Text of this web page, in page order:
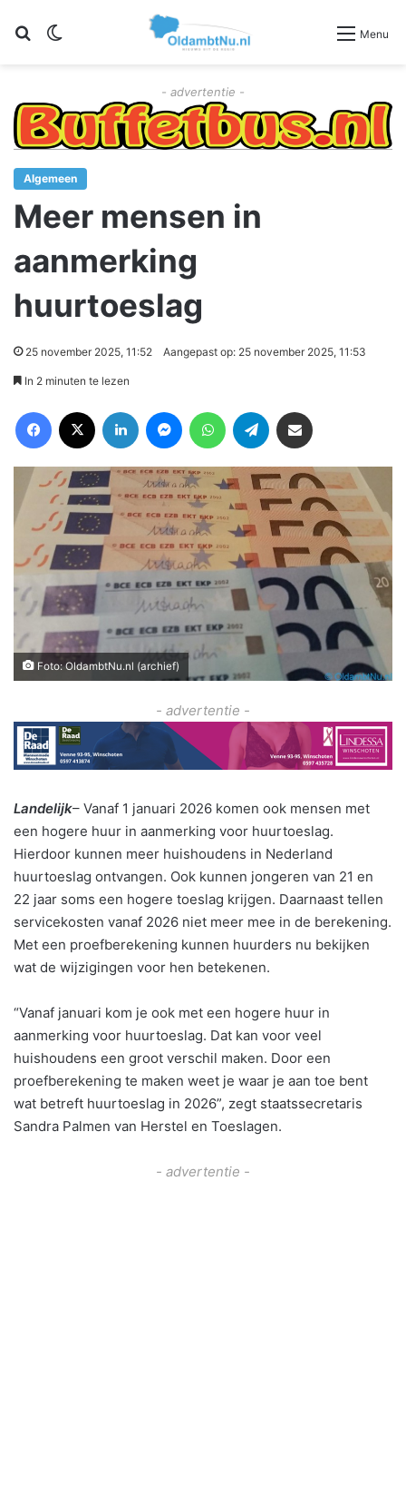
Zoeken Menu
- advertentie -
Algemeen
Meer mensen in
aanmerking
huurtoeslag
25 november 2025, 11:52 Aangepast op: 25 november 2025, 11:53
In 2 minuten te lezen
Foto: OldambtNu.nl (archief)
- advertentie -
Landelijk– Vanaf 1 januari 2026 komen ook mensen met
een hogere huur in aanmerking voor huurtoeslag.
Hierdoor kunnen meer huishoudens in Nederland
huurtoeslag ontvangen. Ook kunnen jongeren van 21 en
22 jaar soms een hogere toeslag krijgen. Daarnaast tellen
servicekosten vanaf 2026 niet meer mee in de berekening.
Met een proefberekening kunnen huurders nu bekijken
wat de wijzigingen voor hen betekenen.
“Vanaf januari kom je ook met een hogere huur in
aanmerking voor huurtoeslag. Dat kan voor veel
huishoudens een groot verschil maken. Door een
proefberekening te maken weet je waar je aan toe bent
wat betreft huurtoeslag in 2026”, zegt staatssecretaris
Sandra Palmen van Herstel en Toeslagen.
- advertentie -